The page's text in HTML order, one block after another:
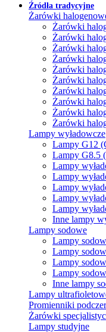
Źródła tradycyjne
Żarówki
Żarówki
Żarówki
Żarówki
Żarówki
Żarówki
Żarówki
Żarówki
Żarówki
Żarówki
Żarówki
Lampy wyładowcze
Lampy G12
Lampy G8.5
Lampy
Lampy
Lampy
Lampy
Lampy
Inne lampy
Lampy sodowe
Lampy
Lampy
Lampy
Lampy
Inne lampy
Lampy
Promienniki
Żarówki
Lampy studyjne